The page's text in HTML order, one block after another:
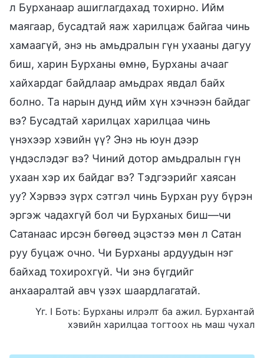
л Бурханаар ашиглагдахад тохирно. Ийм
маягаар, бусадтай яаж харилцаж байгаа чинь
хамаагүй, энэ нь амьдралын гүн ухааны дагуу
биш, харин Бурханы өмнө, Бурханы ачааг
хайхардаг байдлаар амьдрах явдал байх
болно. Та нарын дунд ийм хүн хэчнээн байдаг
вэ? Бусадтай харилцах харилцаа чинь
үнэхээр хэвийн үү? Энэ нь юун дээр
үндэслэдэг вэ? Чиний дотор амьдралын гүн
ухаан хэр их байдаг вэ? Тэдгээрийг хаясан
уу? Хэрвээ зүрх сэтгэл чинь Бурхан руу бүрэн
эргэж чадахгүй бол чи Бурханых биш—чи
Сатанаас ирсэн бөгөөд эцэстээ мөн л Сатан
руу буцаж очно. Чи Бурханы ардуудын нэг
байхад тохирохгүй. Чи энэ бүгдийг
анхааралтай авч үзэх шаардлагатай.
Үг. I Боть: Бурханы илрэлт ба ажил. Бурхантай
хэвийн харилцаа тогтоох нь маш чухал